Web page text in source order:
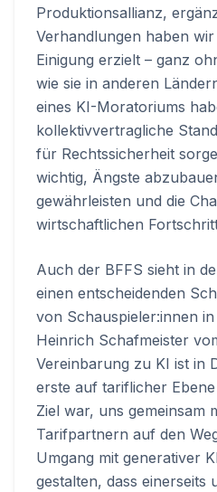
Produktionsallianz,
Verhandlungen haben
Einigung erzielt – ganz
wie sie in anderen
eines KI-Moratoriums
kollektivvertragliche
für Rechtssicherheit
wichtig, Ängste
gewährleisten und die
wirtschaftlichen
Auch der BFFS sieht in
einen entscheidenden
von Schauspieler:innen
Heinrich Schafmeister
Vereinbarung zu KI ist in
erste auf tariflicher
Ziel war, uns gemeinsam
Tarifpartnern auf den
Umgang mit generativer
gestalten, dass einerseits